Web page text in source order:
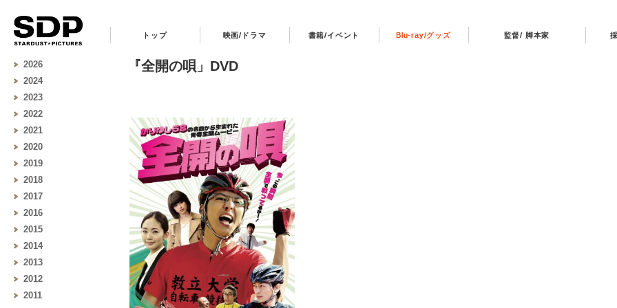
トップ 映画/ドラマ 書籍/イベント Blu-ray/グッズ 監督/ 脚本家
2026
2024
2023
2022
2021
2020
2019
2018
2017
2016
2015
2014
2013
2012
2011
『全開の唄」DVD